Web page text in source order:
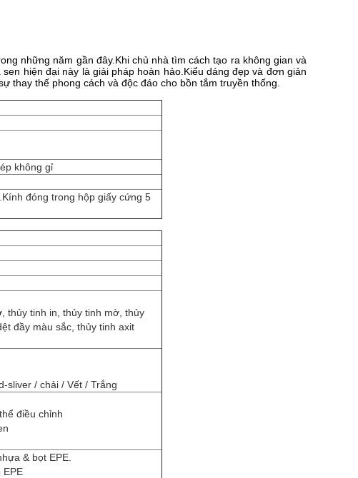
những năm gần đây.Khi chủ nhà tìm cách tạo ra không gian và
hiện đại này là giải pháp hoàn hảo.Kiểu dáng đẹp và đơn giản
thay thế phong cách và độc đáo cho bồn tắm truyền thống.
không gỉ
đóng trong hộp giấy cứng 5
thủy tinh in, thủy tinh mờ, thủy
đầy màu sắc, thủy tinh axit
sliver / chải / Vết / Trắng
điều chỉnh
& bọt EPE.
EPE